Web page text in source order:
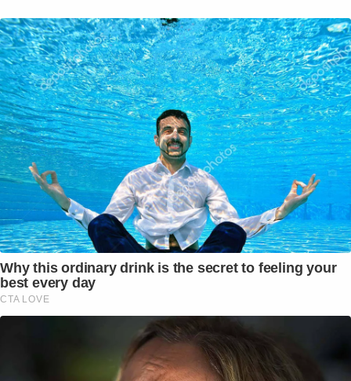
Why this ordinary drink is the secret to feeling your
best every day
CTA LOVE